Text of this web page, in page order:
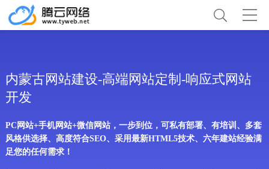
内蒙古网站建设-高端网站定制-响应式网站
开发
PC网站+手机网站+微信网站，一步到位，可私有部署、有培训、多套
风格供选择、高度符合SEO、采用最新HTML5技术、六年建站经验满
足您的任何需求！